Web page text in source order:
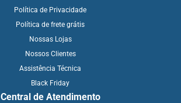
Política de Privacidade
Política de frete grátis
Nossas Lojas
Nossos Clientes
Assistência Técnica
Black Friday
Central de Atendimento